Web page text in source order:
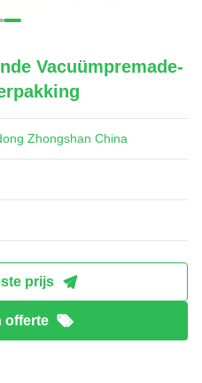
Vacuümpremade-
Zhongshan China
prijs
offerte